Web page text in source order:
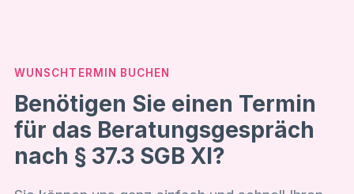
WUNSCHTERMIN BUCHEN
Benötigen Sie einen Termin
für das Beratungsgespräch
nach § 37.3 SGB XI?